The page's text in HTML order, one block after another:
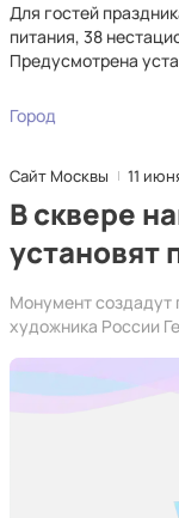
Для гостей
питания, 38
Предусмотрена
Город
Сайт Москвы 11
В сквере
установят
Монумент создадут
художника России